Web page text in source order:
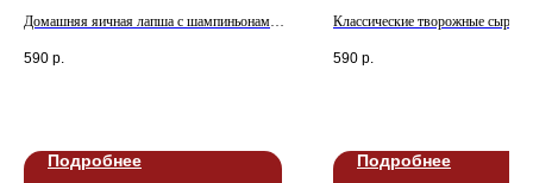
Домашняя яичная лапша с шампиньонами
ям и сливках с добавлением чеснока и
590 р.
Подробнее
Классические творожные
клубникой
590 р.
Подробнее